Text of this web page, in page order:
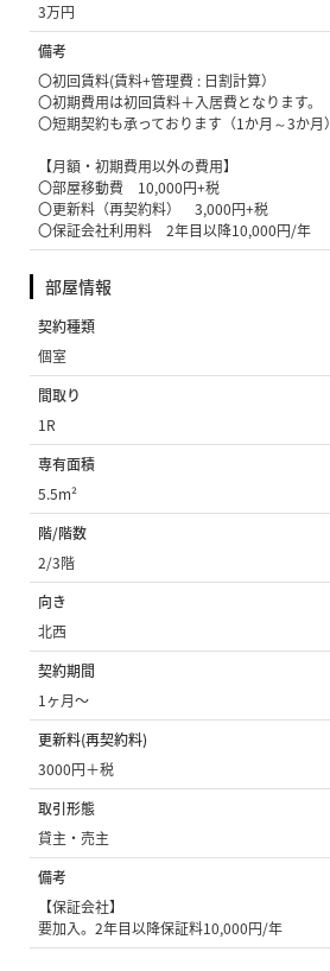
3万円
備考
〇初回賃料(賃料+管理費 : 日割計算）
〇初期費用は初回賃料＋入居費となります。
〇短期契約も承っております（1か月～3か月）
【月額・初期費用以外の費用】
〇部屋移動費 10,000円+税
〇更新料（再契約料） 3,000円+税
〇保証会社利用料 2年目以降10,000円/年
部屋情報
契約種類
個室
間取り
1R
専有面積
5.5m²
階/階数
2/3階
向き
北西
契約期間
1ヶ月〜
更新料(再契約料)
3000円＋税
取引形態
貸主・売主
備考
【保証会社】
要加入。2年目以降保証料10,000円/年